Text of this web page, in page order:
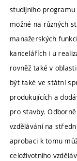
studijního
možné na různých
manažerských
kancelářích i u
rovněž také v
být také ve státní
produkujících a
pro stavby.
vzdělávání na
aprobaci k tomu
celoživotního